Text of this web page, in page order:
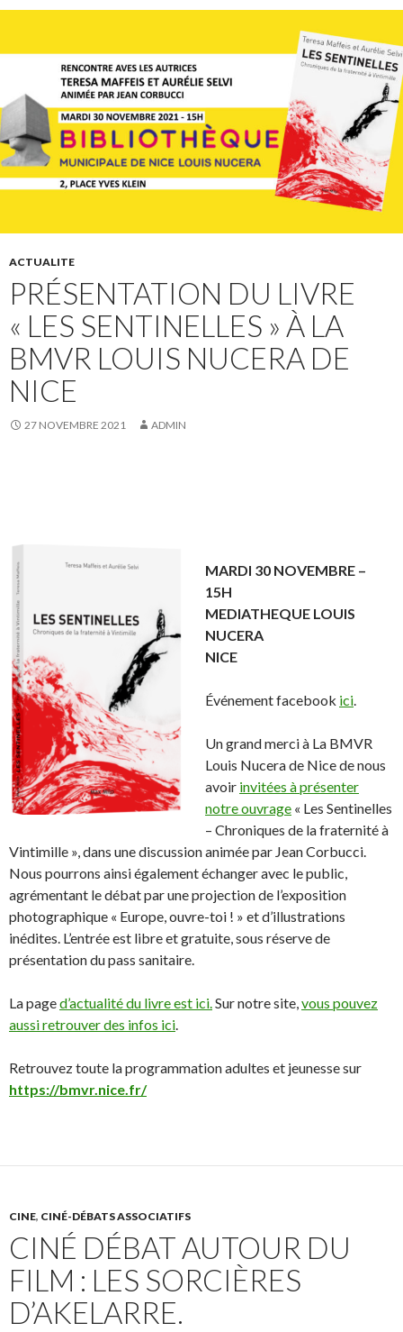
ACTUALITE
PRÉSENTATION DU LIVRE
« LES SENTINELLES » À LA
BMVR LOUIS NUCERA DE
NICE
27 NOVEMBRE 2021 ADMIN
MARDI 30 NOVEMBRE –
15H
MEDIATHEQUE LOUIS
NUCERA
NICE
Événement facebook ici.
Un grand merci à La BMVR
Louis Nucera de Nice de nous
avoir invitées à présenter
notre ouvrage « Les Sentinelles
– Chroniques de la fraternité à
Vintimille », dans une discussion animée par Jean Corbucci.
Nous pourrons ainsi également échanger avec le public,
agrémentant le débat par une projection de l’exposition
photographique « Europe, ouvre-toi ! » et d’illustrations
inédites. L’entrée est libre et gratuite, sous réserve de
présentation du pass sanitaire.
La paged’actualité du livre est ici.Sur notre site,vous pouvez
aussi retrouver des infos ici.
Retrouvez toute la programmation adultes et jeunesse sur
https://bmvr.nice.fr/
CINE, CINÉ-DÉBATS ASSOCIATIFS
CINÉ DÉBAT AUTOUR DU
FILM : LES SORCIÈRES
D’AKELARRE.